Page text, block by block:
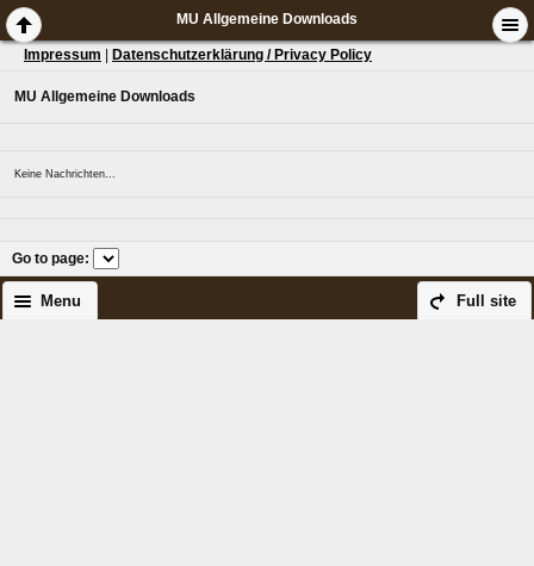
MU Allgemeine Downloads
Impressum Datenschutzerklärung / Privacy Policy
MU Allgemeine Downloads
Keine Nachrichten...
Go to page:
Full site
Menu